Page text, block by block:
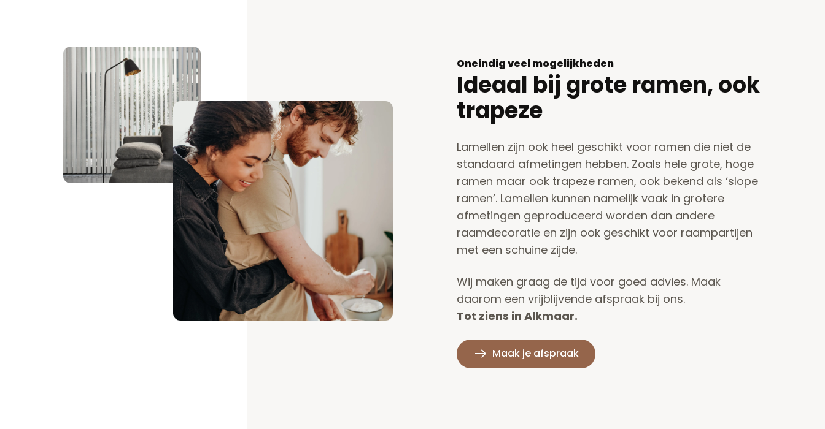
Oneindig veel mogelijkheden
Ideaal bij grote ramen, ook
trapeze
Lamellen zijn ook heel geschikt voor ramen die niet de
standaard afmetingen hebben. Zoals hele grote, hoge
ramen maar ook trapeze ramen, ook bekend als ‘slope
ramen’. Lamellen kunnen namelijk vaak in grotere
afmetingen geproduceerd worden dan andere
raamdecoratie en zijn ook geschikt voor raampartijen
met een schuine zijde.
Wij maken graag de tijd voor goed advies. Maak
daarom een vrijblijvende afspraak bij ons.
Tot ziens in Alkmaar.
Maak je afspraak